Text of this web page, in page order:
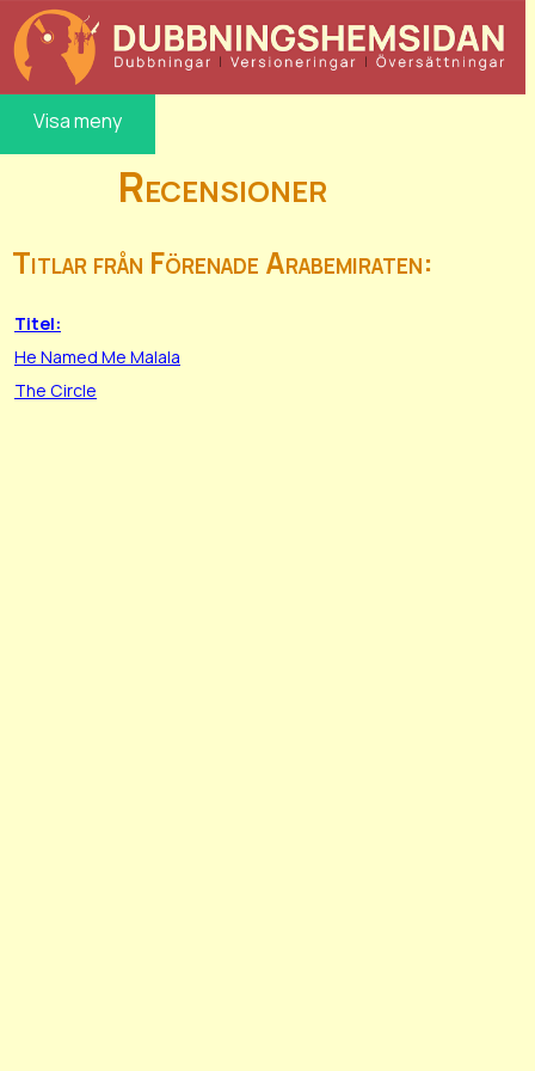
Visa meny
Recensioner
Titlar från Förenade Arabemiraten:
Titel:
He Named Me Malala
The Circle